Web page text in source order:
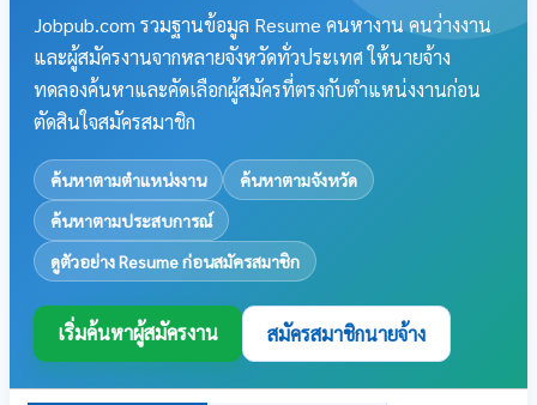
Jobpub.com รวมฐานข้อมูล Resume คนหางาน คนว่างงาน
และผู้สมัครงานจากหลายจังหวัดทั่วประเทศ ให้นายจ้าง
ทดลองค้นหาและคัดเลือกผู้สมัครที่ตรงกับตำแหน่งงานก่อน
ตัดสินใจสมัครสมาชิก
ค้นหาตามตำแหน่งงาน
ค้นหาตามจังหวัด
ค้นหาตามประสบการณ์
ดูตัวอย่าง Resume ก่อนสมัครสมาชิก
เริ่มค้นหาผู้สมัครงาน สมัครสมาชิกนายจ้าง